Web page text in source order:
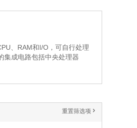
、RAM和I/O，可自行处理
集成电路包括中央处理器
重置筛选项 '